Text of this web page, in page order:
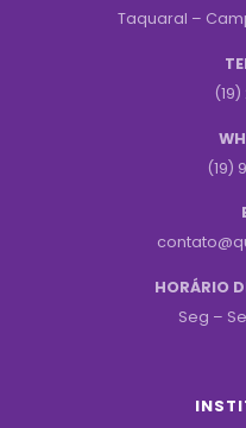
Taquaral –
(19)
HORÁRIO
Seg –